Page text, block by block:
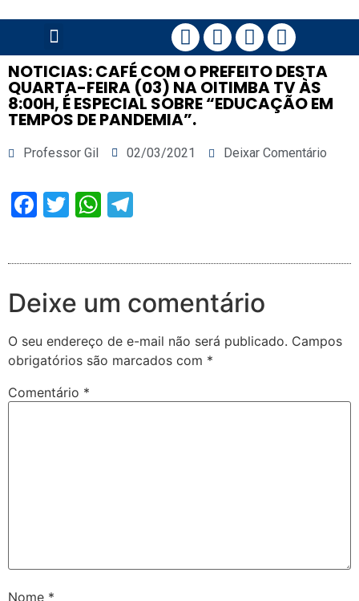
NOTICIAS: CAFÉ COM O PREFEITO DESTA
QUARTA-FEIRA (03) NA OITIMBA TV ÀS
8:00H, É ESPECIAL SOBRE “EDUCAÇÃO EM
TEMPOS DE PANDEMIA”.
Professor Gil 02/03/2021 Deixar Comentário
Facebook
TwitterWhatsApp
Deixe um comentário
O seu endereço de e-mail não será publicado. Campos
obrigatórios são marcados com *
Comentário *
Nome *